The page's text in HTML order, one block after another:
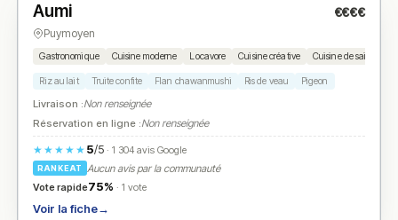
★ N° 2
Aumi €€€€
Puymoyen
Gastronomique Cuisine moderne Locavore Cuisine créative Cuisine de saison
Riz au lait Truite confite Flan chawanmushi Ris de veau Pigeon
Livraison :Non renseignée
Réservation en ligne :Non renseignée
★★★★★ 5/5· 1 304 avis Google
RANKEAT
Aucun avis par la communauté
Vote rapide75% · 1 vote
Voir la fiche→